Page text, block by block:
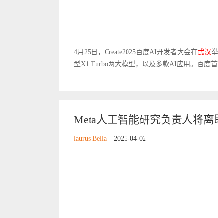
4月25日，Create2025百度AI开发者大会在武汉
型X1 Turbo两大模型，以及多款AI应用。百度
Meta人工智能研究负责人将
laurus Bella 2025-04-02